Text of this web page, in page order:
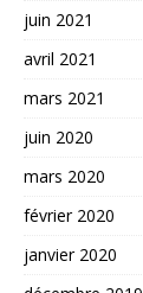
juin 2021
avril 2021
mars 2021
juin 2020
mars 2020
février 2020
janvier 2020